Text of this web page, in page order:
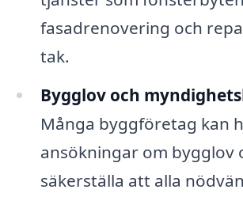
fasadrenovering och
tak.
Bygglov och
Många byggföretag kan
ansökningar om bygglov
säkerställa att alla